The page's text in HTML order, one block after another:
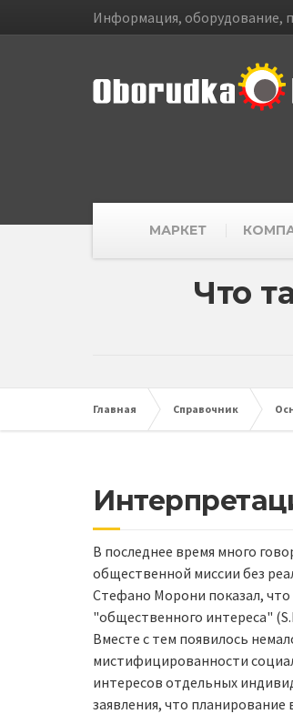
Информация, оборудование,
МАРКЕТ
Что
Главная Справочник
В последнее время много
общественной миссии без
Стефано Морони показал,
"общественного интереса"
Вместе с тем появилось
мистифицированности
интересов отдельных
заявления, что